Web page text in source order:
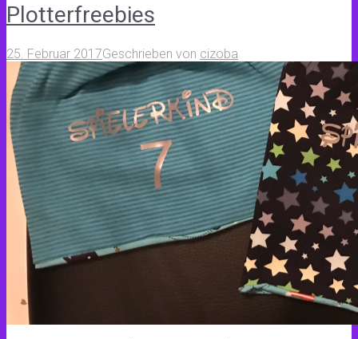
Plotterfreebies
25. Februar 2017Geschrieben von cizoba